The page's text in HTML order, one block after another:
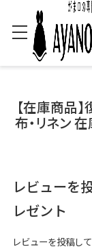
【在庫商品
布・リネン
レビューを
レゼント
レビューを投稿し